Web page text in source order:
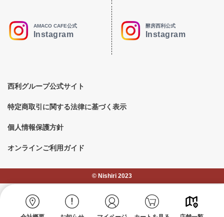
AMACO CAFE公式
Instagram
酵房西利公式
Instagram
西利グループ公式サイト
特定商取引に関する法律に基づく表示
個人情報保護方針
オンラインご利用ガイド
©︎ Nishiri 2023